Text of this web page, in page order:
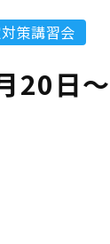
対策講習会
20日